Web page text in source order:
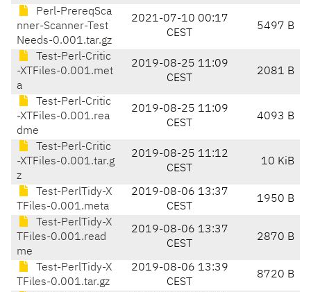
Perl-PrereqSca
nner-Scanner-Test
Needs-0.001.tar.gz
2021-07-10 00:17
CEST
5497 B
Test-Perl-Critic
-XTFiles-0.001.met
a
2019-08-25 11:09
CEST
2081 B
Test-Perl-Critic
-XTFiles-0.001.rea
dme
2019-08-25 11:09
CEST
4093 B
Test-Perl-Critic
-XTFiles-0.001.tar.g
z
2019-08-25 11:12
CEST
10 KiB
Test-PerlTidy-X
TFiles-0.001.meta
2019-08-06 13:37
CEST
1950 B
Test-PerlTidy-X
TFiles-0.001.read
me
2019-08-06 13:37
CEST
2870 B
Test-PerlTidy-X
TFiles-0.001.tar.gz
2019-08-06 13:39
CEST
8720 B